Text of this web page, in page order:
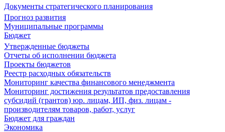
Документы стратегического планирования
Прогноз развития
Муниципальные программы
Бюджет
Утвержденные бюджеты
Отчеты об исполнении бюджета
Проекты бюджетов
Реестр расходных обязательств
Мониторинг качества финансового менеджмента
Мониторинг достижения результатов предоставления
субсидий (грантов) юр. лицам, ИП, физ. лицам -
производителям товаров, работ, услуг
Бюджет для граждан
Экономика